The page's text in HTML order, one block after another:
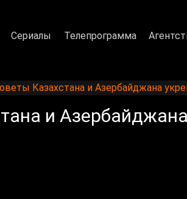
Сериалы Телепрограмма
Казахстана и Азербайджана
и